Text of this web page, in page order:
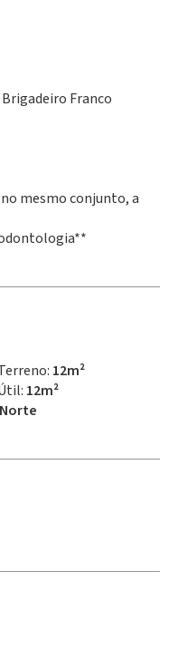
Franco
mesmo conjunto, a
12m²
12m²
Norte